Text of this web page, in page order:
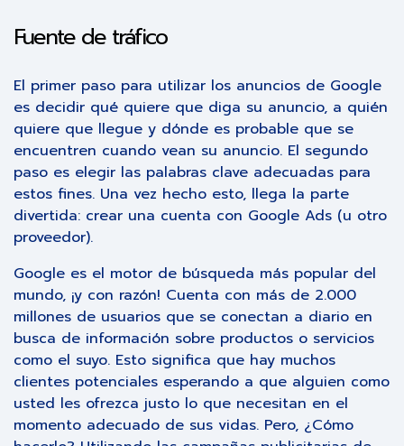
Fuente de tráfico
El primer paso para utilizar los anuncios de Google
es decidir qué quiere que diga su anuncio, a quién
quiere que llegue y dónde es probable que se
encuentren cuando vean su anuncio. El segundo
paso es elegir las palabras clave adecuadas para
estos fines. Una vez hecho esto, llega la parte
divertida: crear una cuenta con Google Ads (u otro
proveedor).
Google es el motor de búsqueda más popular del
mundo, ¡y con razón! Cuenta con más de 2.000
millones de usuarios que se conectan a diario en
busca de información sobre productos o servicios
como el suyo. Esto significa que hay muchos
clientes potenciales esperando a que alguien como
usted les ofrezca justo lo que necesitan en el
momento adecuado de sus vidas. Pero, ¿Cómo